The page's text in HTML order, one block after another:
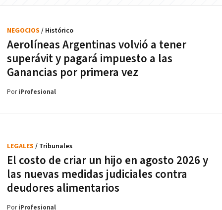
Aerolíneas Argentinas volvió a tener
superávit y pagará impuesto a las
Ganancias por primera vez
NEGOCIOS / Histórico
PoriProfesional
El costo de criar un hijo en agosto 2026 y
las nuevas medidas judiciales contra
deudores alimentarios
LEGALES / Tribunales
PoriProfesional